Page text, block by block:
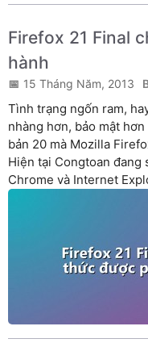
Firefox 21 Final
hành
15 Tháng Năm, 2013
Tình trạng ngốn ram,
nhàng hơn, bảo mật
bản 20 mà Mozilla
Hiện tại Congtoan
Chrome và Internet